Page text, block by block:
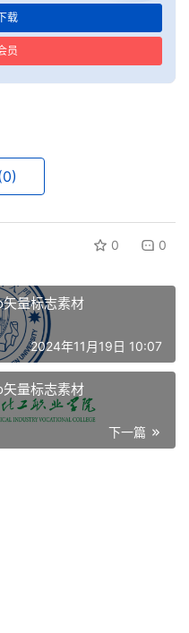
载
员
0 0
量标志素材
2024年11月19日 10:07
量标志素材
下一篇